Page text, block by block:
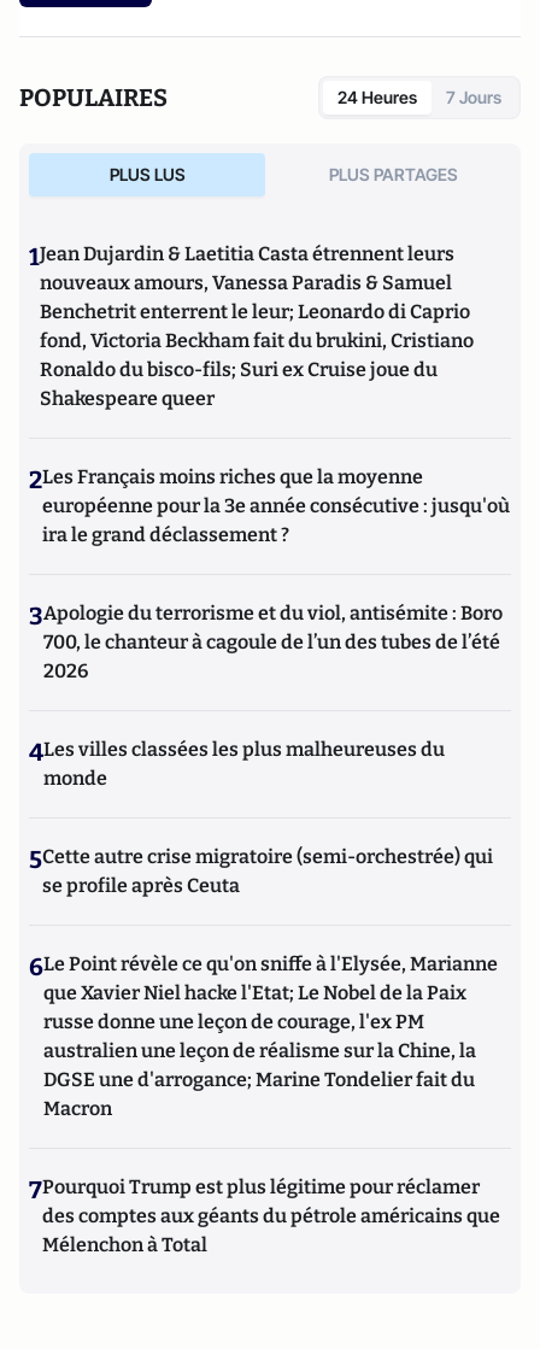
d’ouvrages et de nombreux articles sur l’histoire de
mondialisations, l’histoire de la monnaie, l’histoire du
nazisme et des autres violences de masse au XXème siècle
ou l’histoire des relations internationales et des conflits
Benjamin Disraëli.
POPULAIRES 24 Heures 7 Jours
PLUS LUS PLUS PARTAGES
1Jean Dujardin & Laetitia Casta étrennent leurs
nouveaux amours, Vanessa Paradis & Samuel
Benchetrit enterrent le leur; Leonardo di Caprio
fond, Victoria Beckham fait du brukini, Cristiano
Ronaldo du bisco-fils; Suri ex Cruise joue du
Shakespeare queer
2Les Français moins riches que la moyenne
européenne pour la 3e année consécutive : jusqu'où
ira le grand déclassement ?
3Apologie du terrorisme et du viol, antisémite : Boro
700, le chanteur à cagoule de l’un des tubes de l’été
2026
4Les villes classées les plus malheureuses du
monde
5Cette autre crise migratoire (semi-orchestrée) qui
se profile après Ceuta
6Le Point révèle ce qu'on sniffe à l'Elysée, Marianne
que Xavier Niel hacke l'Etat; Le Nobel de la Paix
russe donne une leçon de courage, l'ex PM
australien une leçon de réalisme sur la Chine, la
DGSE une d'arrogance; Marine Tondelier fait du
Macron
7Pourquoi Trump est plus légitime pour réclamer
des comptes aux géants du pétrole américains que
Mélenchon à Total